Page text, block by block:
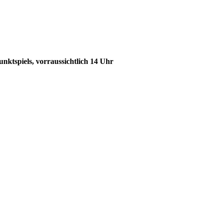
vorraussichtlich 14 Uhr